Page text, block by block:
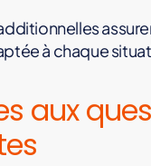
à chaque
aux